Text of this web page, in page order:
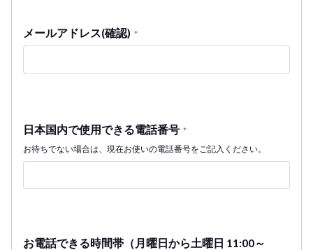
メールアドレス(確認) *
日本国内で使用できる電話番号 *
お待ちでない場合は、現在お使いの電話番号をご記入ください。
お電話できる時間帯（月曜日から土曜日 11:00～